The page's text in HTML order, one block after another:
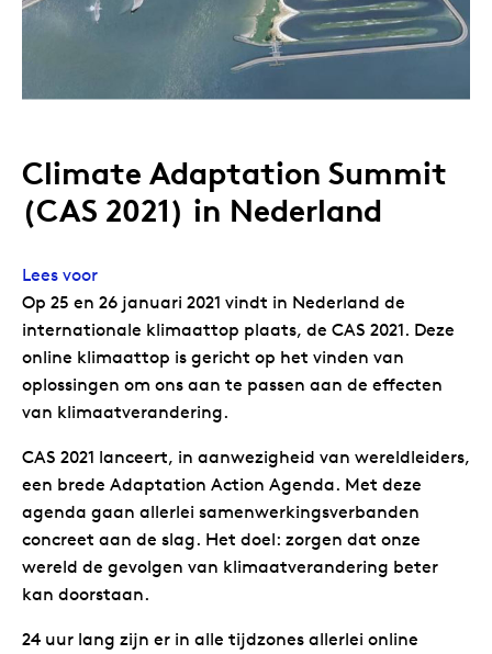
Climate Adaptation Summit
(CAS 2021) in Nederland
Lees voor
Op 25 en 26 januari 2021 vindt in Nederland de
internationale klimaattop plaats, de CAS 2021. Deze
online klimaattop is gericht op het vinden van
oplossingen om ons aan te passen aan de effecten
van klimaatverandering.
CAS 2021 lanceert, in aanwezigheid van wereldleiders,
een brede Adaptation Action Agenda. Met deze
agenda gaan allerlei samenwerkingsverbanden
concreet aan de slag. Het doel: zorgen dat onze
wereld de gevolgen van klimaatverandering beter
kan doorstaan.
24 uur lang zijn er in alle tijdzones allerlei online